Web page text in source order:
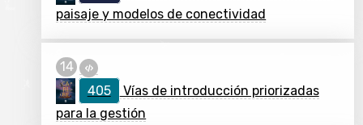
paisaje y modelos de conectividad
405
Vías de introducción priorizadas
para la gestión